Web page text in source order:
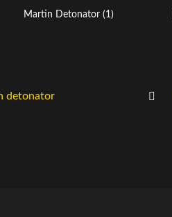
detonator